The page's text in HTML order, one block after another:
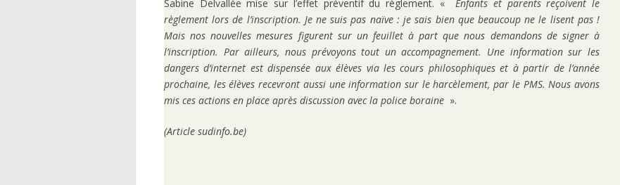
Sabine Delvallée mise sur l’effet préventif du règlement. «Enfants et parents reçoivent le
règlement lors de l’inscription. Je ne suis pas naïve : je sais bien que beaucoup ne le lisent pas !
Mais nos nouvelles mesures figurent sur un feuillet à part que nous demandons de signer à
l’inscription. Par ailleurs, nous prévoyons tout un accompagnement. Une information sur les
dangers d’internet est dispensée aux élèves via les cours philosophiques et à partir de l’année
prochaine, les élèves recevront aussi une information sur le harcèlement, par le PMS. Nous avons
mis ces actions en place après discussion avec la police boraine ».
(Article sudinfo.be)